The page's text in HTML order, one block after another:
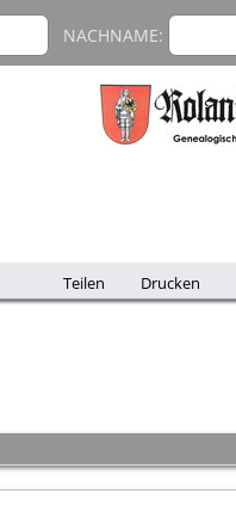
NACHNAME:
Teilen Drucken